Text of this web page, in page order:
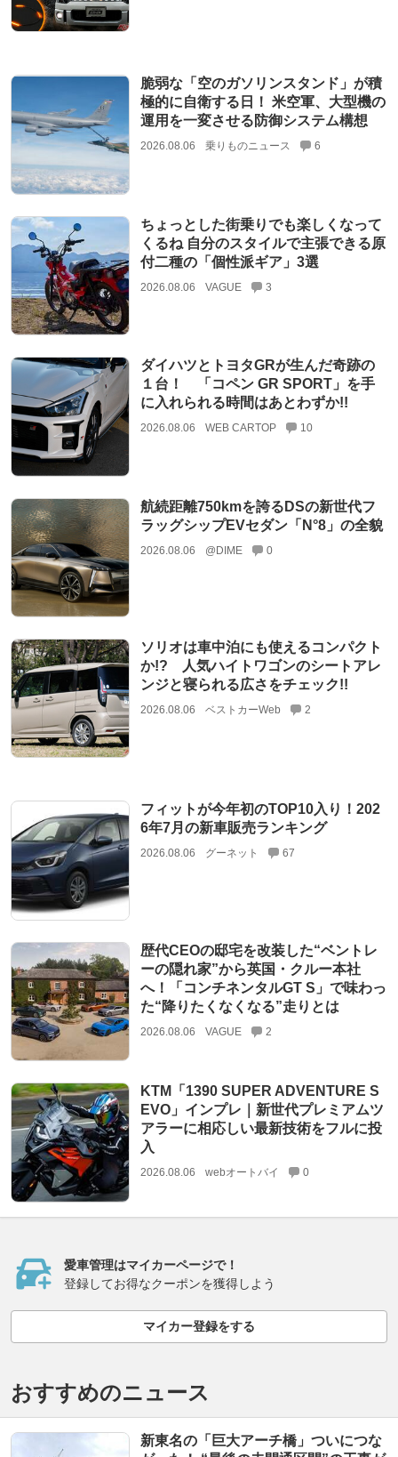
脆弱な「空のガソリンスタンド」が積
極的に自衛する日！ 米空軍、大型機の
運用を一変させる防御システム構想
2026.08.06 乗りものニュース 6
ちょっとした街乗りでも楽しくなって
くるね 自分のスタイルで主張できる原
付二種の「個性派ギア」3選
2026.08.06 VAGUE 3
ダイハツとトヨタGRが生んだ奇跡の
１台！ 「コペン GR SPORT」を手
に入れられる時間はあとわずか!!
2026.08.06 WEB CARTOP 10
航続距離750kmを誇るDSの新世代フ
ラッグシップEVセダン「N°8」の全貌
2026.08.06 @DIME 0
ソリオは車中泊にも使えるコンパクト
か!? 人気ハイトワゴンのシートアレ
ンジと寝られる広さをチェック!!
2026.08.06 ベストカーWeb 2
フィットが今年初のTOP10入り！202
6年7月の新車販売ランキング
2026.08.06 グーネット 67
歴代CEOの邸宅を改装した“ベントレ
ーの隠れ家”から英国・クルー本社
へ！「コンチネンタルGT S」で味わっ
た“降りたくなくなる”走りとは
2026.08.06 VAGUE 2
KTM「1390 SUPER ADVENTURE S
EVO」インプレ｜新世代プレミアムツ
アラーに相応しい最新技術をフルに投
入
2026.08.06 webオートバイ 0
愛車管理はマイカーページで！
登録してお得なクーポンを獲得しよう
マイカー登録をする
おすすめのニュース
新東名の「巨大アーチ橋」ついにつな